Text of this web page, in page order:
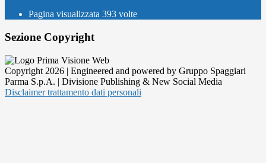
Pagina visualizzata 393 volte
Sezione Copyright
Copyright 2026 | Engineered and powered by Gruppo Spaggiari
Parma S.p.A. | Divisione Publishing & New Social Media
Disclaimer trattamento dati personali